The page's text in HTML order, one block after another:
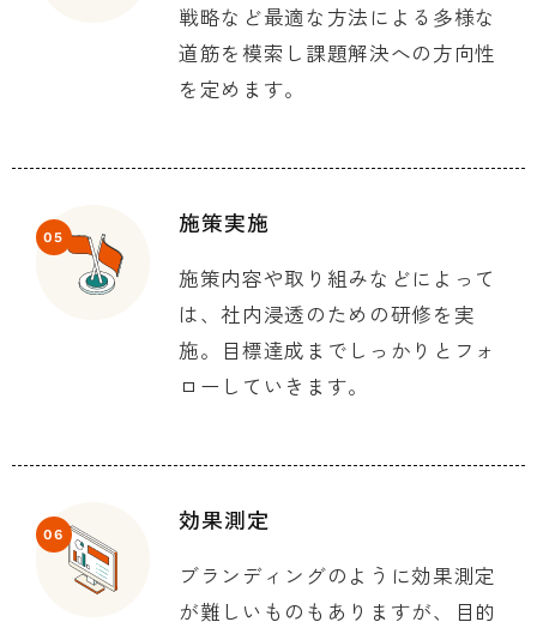
戦略など最適な方法による多様な
道筋を模索し課題解決への方向性
を定めます。
05
施策実施
施策内容や取り組みなどによって
は、社内浸透のための研修を実
施。目標達成までしっかりとフォ
ローしていきます。
06
効果測定
ブランディングのように効果測定
が難しいものもありますが、目的